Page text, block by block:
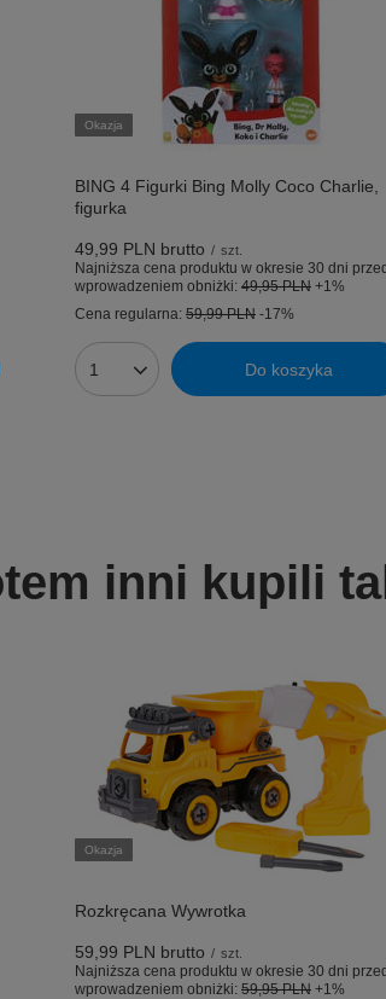
Okazja
BING 4 Figurki Bing Molly Coco Charlie,
figurka
49,99 PLN brutto / szt.
Najniższa cena produktu w okresie 30 dni przed
wprowadzeniem obniżki: 49,95 PLN +1%
Cena regularna: 59,99 PLN -17%
Ilość produktów Do koszyka
inni kupili
Okazja
Rozkręcana Wywrotka
59,99 PLN brutto / szt.
Najniższa cena produktu w okresie 30 dni przed
wprowadzeniem obniżki: 59,95 PLN +1%